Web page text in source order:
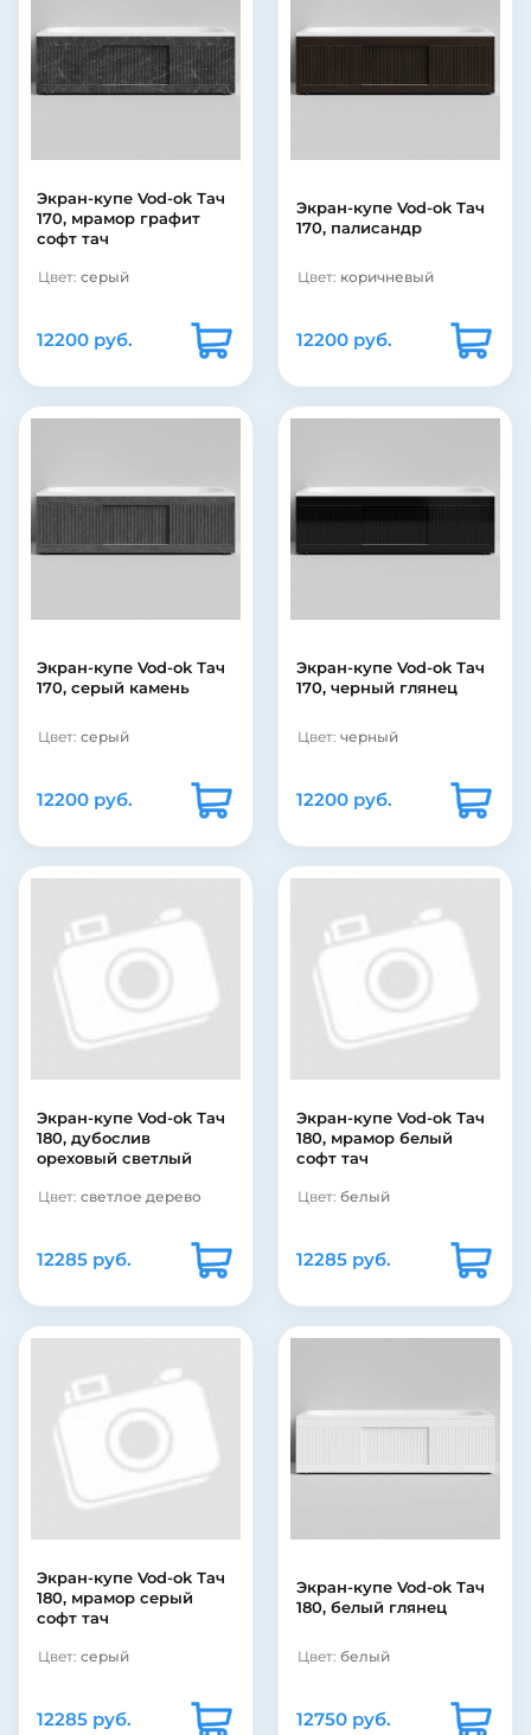
Экран-купе Vod-ok Тач
170, мрамор графит
софт тач
Цвет: серый
12200 руб.
Экран-купе Vod-ok Тач
170, палисандр
Цвет: коричневый
12200 руб.
Экран-купе Vod-ok Тач
170, серый камень
Цвет: серый
12200 руб.
Экран-купе Vod-ok Тач
170, черный глянец
Цвет: черный
12200 руб.
Экран-купе Vod-ok Тач
180, дубослив
ореховый светлый
Цвет: светлое дерево
12285 руб.
Экран-купе Vod-ok Тач
180, мрамор белый
софт тач
Цвет: белый
12285 руб.
Экран-купе Vod-ok Тач
180, мрамор серый
софт тач
Цвет: серый
12285 руб.
Экран-купе Vod-ok Тач
180, белый глянец
Цвет: белый
12750 руб.